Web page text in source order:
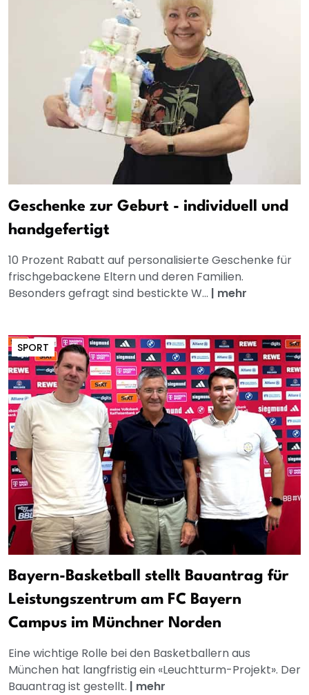
Geschenke zur Geburt - individuell und
handgefertigt
10 Prozent Rabatt auf personalisierte Geschenke für
frischgebackene Eltern und deren Familien.
Besonders gefragt sind bestickte W... | mehr
SPORT
Bayern-Basketball stellt Bauantrag für
Leistungszentrum am FC Bayern
Campus im Münchner Norden
Eine wichtige Rolle bei den Basketballern aus
München hat langfristig ein «Leuchtturm-Projekt». Der
Bauantrag ist gestellt. | mehr